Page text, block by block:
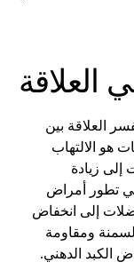
العلاقة
العلاقة بين
هو الالتهاب
زيادة
تطور أمراض
إلى انخفاض
ومقاومة
الكبد الدهني.